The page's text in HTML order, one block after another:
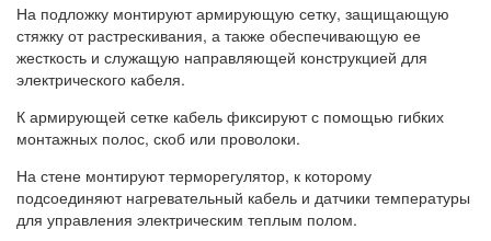
На подложку монтируют армирующую сетку, защищающую
стяжку от растрескивания, а также обеспечивающую ее
жесткость и служащую направляющей конструкцией для
электрического кабеля.
К армирующей сетке кабель фиксируют с помощью гибких
монтажных полос, скоб или проволоки.
На стене монтируют терморегулятор, к которому
подсоединяют нагревательный кабель и датчики температуры
для управления электрическим теплым полом.